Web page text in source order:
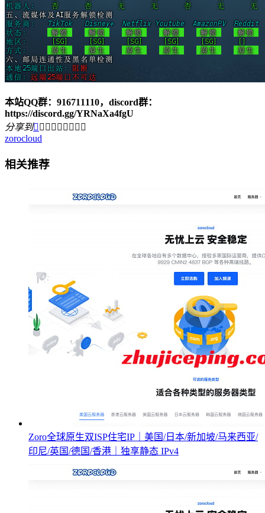
本站QQ群：916711110，discord群：
https://discord.gg/YRNaXa4fgU
分享到        
zorocloud
相关推荐
Zoro全球原生双ISP住宅IP｜美国/日本/新加坡/马来西亚/
印尼/英国/德国/香港｜独享静态 IPv4